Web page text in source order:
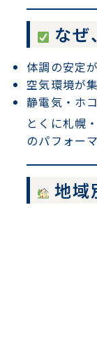
なぜ
体調の安定
空気環境が
静電気・ホ
とくに札幌
のパフォー
地域